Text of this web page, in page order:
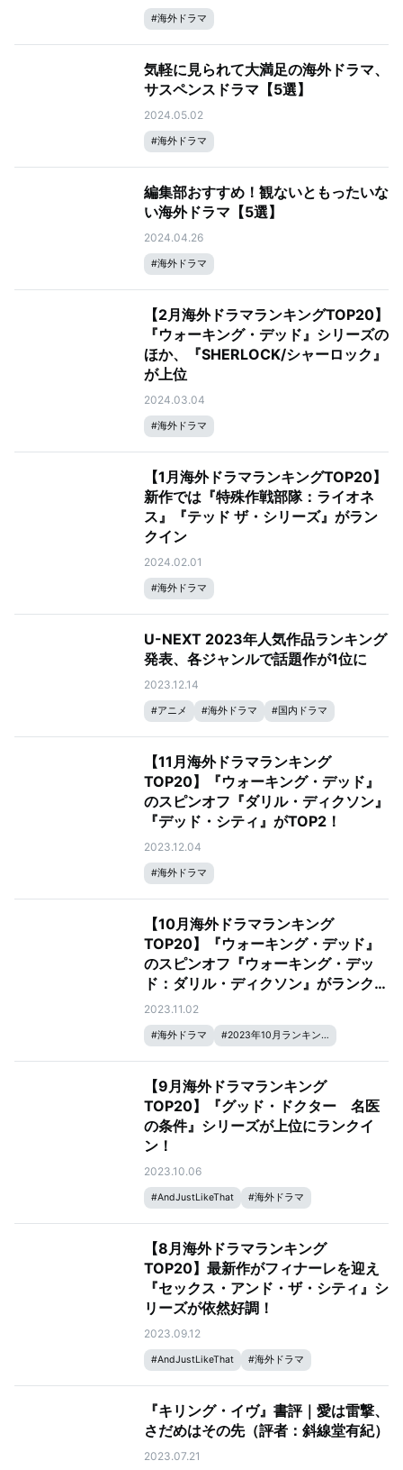
#海外ドラマ
気軽に見られて大満足の海外ドラマ、
サスペンスドラマ【5選】
2024.05.02
#海外ドラマ
編集部おすすめ！観ないともったいな
い海外ドラマ【5選】
2024.04.26
#海外ドラマ
【2月海外ドラマランキングTOP20】
『ウォーキング・デッド』シリーズの
ほか、『SHERLOCK/シャーロック』
が上位
2024.03.04
#海外ドラマ
【1月海外ドラマランキングTOP20】
新作では『特殊作戦部隊：ライオネ
ス』『テッド ザ・シリーズ』がラン
クイン
2024.02.01
#海外ドラマ
U-NEXT 2023年人気作品ランキング
発表、各ジャンルで話題作が1位に
2023.12.14
#アニメ #海外ドラマ #国内ドラマ
【11月海外ドラマランキング
TOP20】『ウォーキング・デッド』
のスピンオフ『ダリル・ディクソン』
『デッド・シティ』がTOP2！
2023.12.04
#海外ドラマ
【10月海外ドラマランキング
TOP20】『ウォーキング・デッド』
のスピンオフ『ウォーキング・デッ
ド：ダリル・ディクソン』がランクイ
ン！
2023.11.02
#海外ドラマ #2023年10月ランキング
【9月海外ドラマランキング
TOP20】『グッド・ドクター 名医
の条件』シリーズが上位にランクイ
ン！
2023.10.06
#AndJustLikeThat #海外ドラマ
【8月海外ドラマランキング
TOP20】最新作がフィナーレを迎え
『セックス・アンド・ザ・シティ』シ
リーズが依然好調！
2023.09.12
#AndJustLikeThat #海外ドラマ
『キリング・イヴ』書評｜愛は雷撃、
さだめはその先（評者：斜線堂有紀）
2023.07.21